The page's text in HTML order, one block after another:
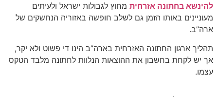
להינשא בחתונה אזרחית מחוץ לגבולות ישראל ולעיתים
מעוניינים באותו הזמן גם לשלב חופשה באזוריה הנחשקים של
ארה”ב.
תהליך ארגון החתונה האזרחית בארה”ב הינו די פשוט ולא יקר,
אך יש לקחת בחשבון את ההוצאות הנלוות לחתונה מלבד הטקס
עצמו.